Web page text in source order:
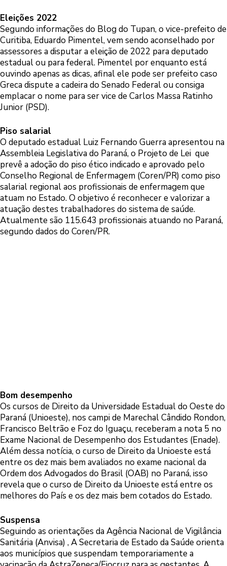
Eleições 2022
Segundo informações do Blog do Tupan, o vice-prefeito de
Curitiba, Eduardo Pimentel, vem sendo aconselhado por
assessores a disputar a eleição de 2022 para deputado
estadual ou para federal. Pimentel por enquanto está
ouvindo apenas as dicas, afinal ele pode ser prefeito caso
Greca dispute a cadeira do Senado Federal ou consiga
emplacar o nome para ser vice de Carlos Massa Ratinho
Junior (PSD).
Piso salarial
O deputado estadual Luiz Fernando Guerra apresentou na
Assembleia Legislativa do Paraná, o Projeto de Lei que
prevê a adoção do piso ético indicado e aprovado pelo
Conselho Regional de Enfermagem (Coren/PR) como piso
salarial regional aos profissionais de enfermagem que
atuam no Estado. O objetivo é reconhecer e valorizar a
atuação destes trabalhadores do sistema de saúde.
Atualmente são 115.643 profissionais atuando no Paraná,
segundo dados do Coren/PR.
Bom desempenho
Os cursos de Direito da Universidade Estadual do Oeste do
Paraná (Unioeste), nos campi de Marechal Cândido Rondon,
Francisco Beltrão e Foz do Iguaçu, receberam a nota 5 no
Exame Nacional de Desempenho dos Estudantes (Enade).
Além dessa notícia, o curso de Direito da Unioeste está
entre os dez mais bem avaliados no exame nacional da
Ordem dos Advogados do Brasil (OAB) no Paraná, isso
revela que o curso de Direito da Unioeste está entre os
melhores do País e os dez mais bem cotados do Estado.
Suspensa
Seguindo as orientações da Agência Nacional de Vigilância
Sanitária (Anvisa) , A Secretaria de Estado da Saúde orienta
aos municípios que suspendam temporariamente a